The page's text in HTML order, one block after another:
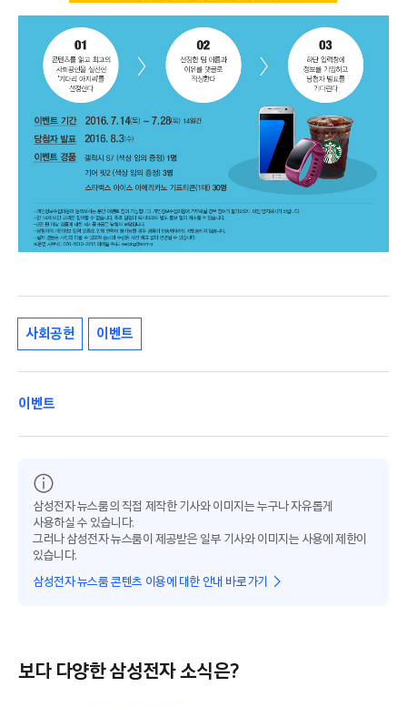
사회공헌 이벤트
이벤트
삼성전자 뉴스룸의 직접 제작한 기사와 이미지는 누구나 자유롭게
사용하실 수 있습니다.
그러나 삼성전자 뉴스룸이 제공받은 일부 기사와 이미지는 사용에 제한이
있습니다.
삼성전자 뉴스룸 콘텐츠 이용에 대한 안내 바로가기
보다 다양한 삼성전자 소식은?